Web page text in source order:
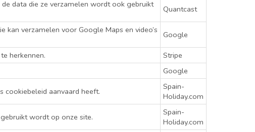
data die ze verzamelen wordt ook gebruikt
Quantcast
verzamelen voor Google Maps en video’s Google
herkennen.
Stripe
Google
cookiebeleid aanvaard heeft.
Spain-
Holiday.com
wordt op onze site.
Spain-
Holiday.com